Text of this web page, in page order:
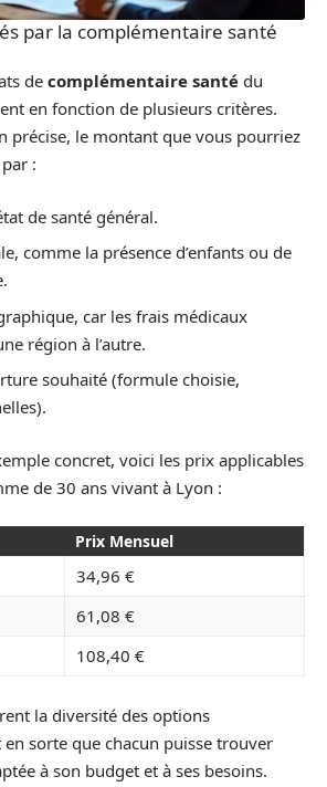
par la complémentaire santé
de complémentaire santé du
en fonction de plusieurs critères.
précise, le montant que vous pourriez
:
de santé général.
comme la présence d’enfants ou de
car les frais médicaux
région à l’autre.
souhaité (formule choisie,
concret, voici les prix applicables
de 30 ans vivant à Lyon :
Prix Mensuel
34,96 €
61,08 €
108,40 €
la diversité des options
sorte que chacun puisse trouver
à son budget et à ses besoins.